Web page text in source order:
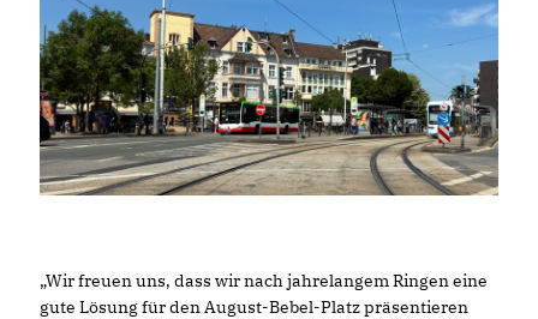
Wir freuen uns, dass wir nach jahrelangem Ringen eine
gute Lösung für den August-Bebel-Platz präsentieren